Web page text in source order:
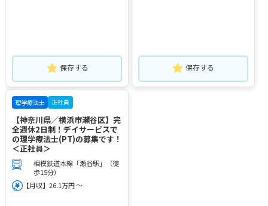
保存する 保存する
理学療法士 正社員
【神奈川県／横浜市瀬谷区】完
全週休2日制！デイサービスで
の理学療法士(PT)の募集です！
＜正社員＞
相模鉄道本線「瀬谷駅」（徒
歩15分）
【月収】26.1万円 ～